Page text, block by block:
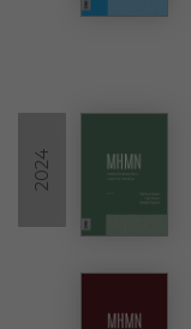
2024